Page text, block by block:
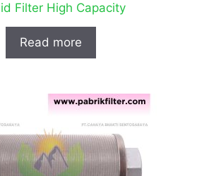
Filter High Capacity
Read more